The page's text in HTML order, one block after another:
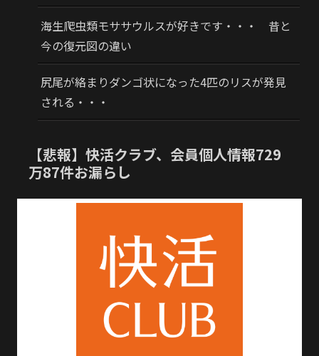
海生爬虫類モササウルスが好きです・・・ 昔と
今の復元図の違い
尻尾が絡まりダンゴ状になった4匹のリスが発見
される・・・
【悲報】快活クラブ、会員個人情報729
万87件お漏らし